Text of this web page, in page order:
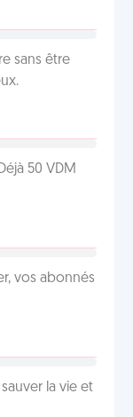
sans être
50 VDM
vos abonnés
la vie et